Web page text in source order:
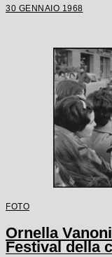
30 GENNAIO 1968
FOTO
Ornella
Festival della